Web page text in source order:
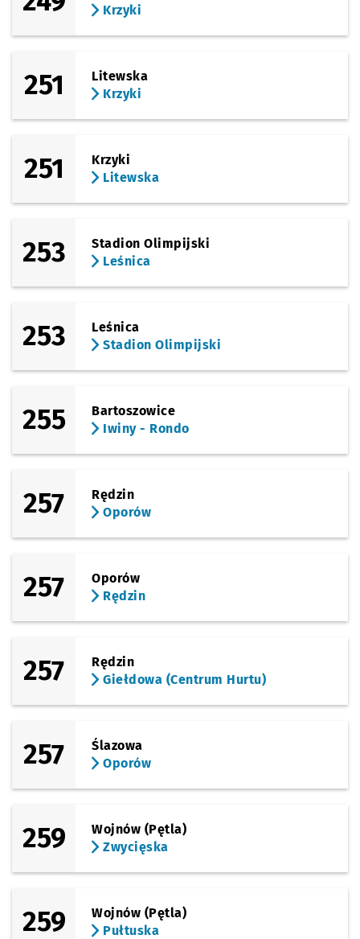
Krzyki
251
Litewska
Krzyki
251
Krzyki
Litewska
253
Stadion Olimpijski
Leśnica
253
Leśnica
Stadion Olimpijski
255
Bartoszowice
Iwiny - Rondo
257
Rędzin
Oporów
257
Oporów
Rędzin
257
Rędzin
Giełdowa (Centrum Hurtu)
257
Ślazowa
Oporów
259
Wojnów (Pętla)
Zwycięska
259
Wojnów (Pętla)
Pułtuska